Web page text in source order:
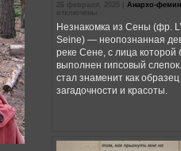
26 февраля, 2025 | Анархо-
отключены
Незнакомка из Сены (фр.
Seine) — неопознанная
реке Сене, с лица которой
выполнен гипсовый
стал знаменит как
загадочности и красоты.